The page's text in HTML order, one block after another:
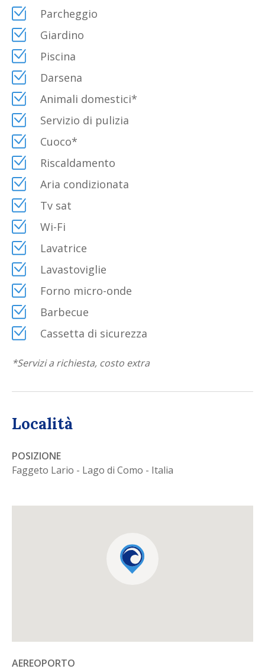
Parcheggio
Giardino
Piscina
Darsena
Animali domestici*
Servizio di pulizia
Cuoco*
Riscaldamento
Aria condizionata
Tv sat
Wi-Fi
Lavatrice
Lavastoviglie
Forno micro-onde
Barbecue
Cassetta di sicurezza
*Servizi a richiesta, costo extra
Località
POSIZIONE
Faggeto Lario - Lago di Como - Italia
AEREOPORTO